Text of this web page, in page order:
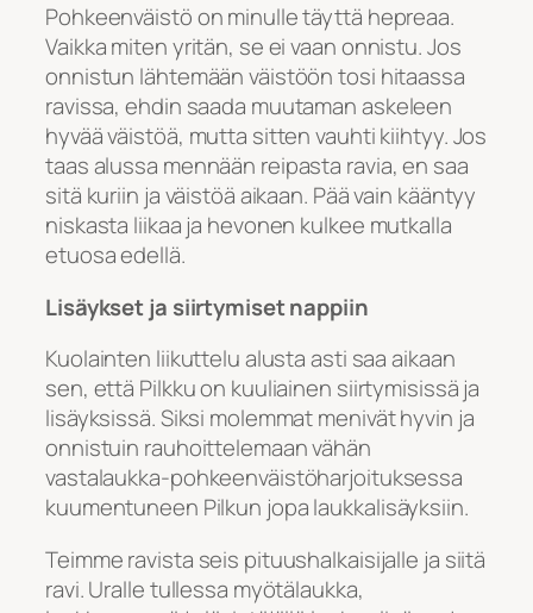
Pohkeenväistö on minulle täyttä hepreaa.
Vaikka miten yritän, se ei vaan onnistu. Jos
onnistun lähtemään väistöön tosi hitaassa
ravissa, ehdin saada muutaman askeleen
hyvää väistöä, mutta sitten vauhti kiihtyy. Jos
taas alussa mennään reipasta ravia, en saa
sitä kuriin ja väistöä aikaan. Pää vain kääntyy
niskasta liikaa ja hevonen kulkee mutkalla
etuosa edellä.
Lisäykset ja siirtymiset nappiin
Kuolainten liikuttelu alusta asti saa aikaan
sen, että Pilkku on kuuliainen siirtymisissä ja
lisäyksissä. Siksi molemmat menivät hyvin ja
onnistuin rauhoittelemaan vähän
vastalaukka-pohkeenväistöharjoituksessa
kuumentuneen Pilkun jopa laukkalisäyksiin.
Teimme ravista seis pituushalkaisijalle ja siitä
ravi. Uralle tullessa myötälaukka,